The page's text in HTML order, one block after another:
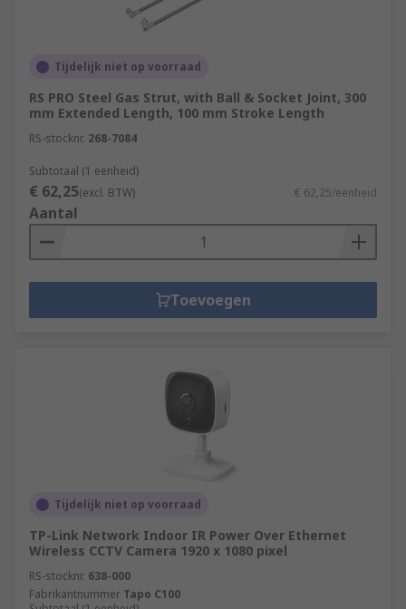
Tijdelijk niet op voorraad
RS PRO Steel Gas Strut, with Ball & Socket Joint, 300
mm Extended Length, 100 mm Stroke Length
RS-stocknr. 268-7084
Subtotaal (1 eenheid)
€ 62,25(excl. BTW) € 62,25/eenheid
Aantal
Toevoegen
Tijdelijk niet op voorraad
TP-Link Network Indoor IR Power Over Ethernet
Wireless CCTV Camera 1920 x 1080 pixel
RS-stocknr. 638-000
Fabrikantnummer Tapo C100